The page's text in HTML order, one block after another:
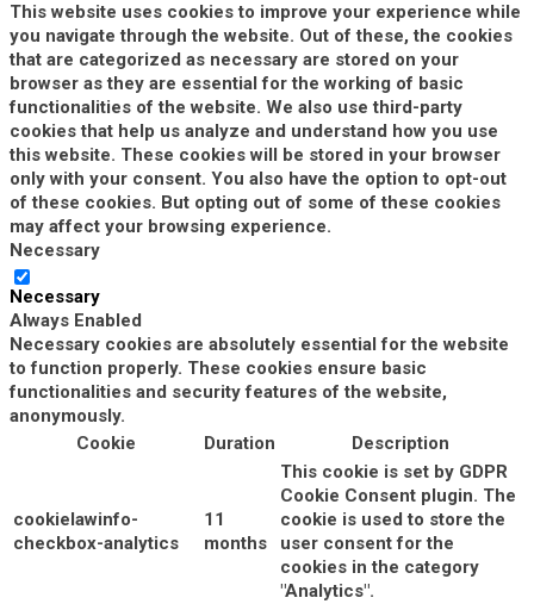
This website uses cookies to improve your experience while
you navigate through the website. Out of these, the cookies
that are categorized as necessary are stored on your
browser as they are essential for the working of basic
functionalities of the website. We also use third-party
cookies that help us analyze and understand how you use
this website. These cookies will be stored in your browser
only with your consent. You also have the option to opt-out
of these cookies. But opting out of some of these cookies
may affect your browsing experience.
Necessary
Necessary
Always Enabled
Necessary cookies are absolutely essential for the website
to function properly. These cookies ensure basic
functionalities and security features of the website,
anonymously.
Cookie
Duration Description
cookielawinfo-
checkbox-analytics
11
months
This cookie is set by GDPR
Cookie Consent plugin. The
cookie is used to store the
user consent for the
cookies in the category
"Analytics".